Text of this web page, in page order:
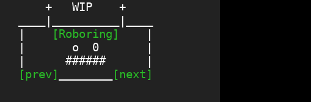
     +   WIP    +
____|__________|____
|
[Roboring]
    |
|       o  0       |
|      ######      |
[prev]
[next]